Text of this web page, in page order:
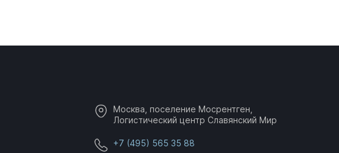
Москва, поселение Мосрентген,
Логистический центр Славянский Мир
+7 (495) 565 35 88